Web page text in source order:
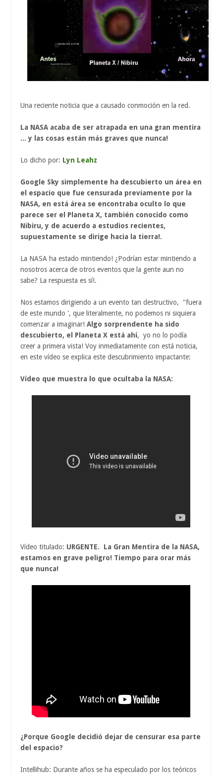
Una reciente noticia que a causado conmoción en la red.
La NASA acaba de ser atrapada en una gran mentira
... y las cosas están más graves que nunca!
Lo dicho por: Lyn Leahz
Google Sky simplemente ha descubierto un área en
el espacio que fue censurada previamente por la
NASA, en está área se encontraba oculto lo que
parece ser el Planeta X, también conocido como
Nibiru, y de acuerdo a estudios recientes,
supuestamente se dirige hacia la tierra!.
La NASA ha estado mintiendo! ¿Podrían estar mintiendo a
nosotros acerca de otros eventos que la gente aun no
sabe? La respuesta es sí!.
Nos estamos dirigiendo a un evento tan destructivo, "fuera
de este mundo ', que literalmente, no podemos ni siquiera
comenzar a imaginar! Algo sorprendente ha sido
descubierto, el Planeta X está ahí, yo no lo podía
creer a primera vista! Voy inmediatamente con está noticia,
en este vídeo se explica este descubrimiento impactante:
Vídeo que muestra lo que ocultaba la NASA:
Vídeo titulado: URGENTE. La Gran Mentira de la NASA,
estamos en grave peligro! Tiempo para orar más
que nunca!
¿Porque Google decidió dejar de censurar esa parte
del espacio?
Intellihub: Durante años se ha especulado por los teóricos